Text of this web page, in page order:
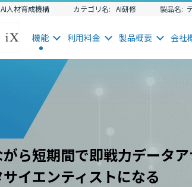
人材育成機構 カテゴリ名: AI研修 製品名:
機能 利用料金 製品概要 会社
ら短期間で即戦力データア
イエンティストになる